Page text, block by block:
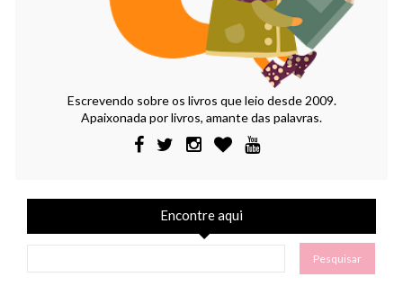
Escrevendo sobre os livros que leio desde 2009.
Apaixonada por livros, amante das palavras.
Encontre aqui